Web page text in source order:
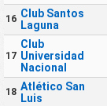
16 Club Santos
Laguna
17
Club
Universidad
Nacional
18 Atlético San
Luis